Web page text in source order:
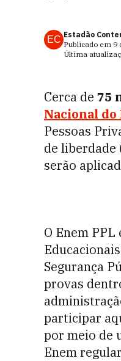
EC Estadão
Publicado em 9
Última
Cerca de 75
Nacional
Pessoas
de liberdade
serão
O Enem
Segurança
provas
participar
por meio de
Enem